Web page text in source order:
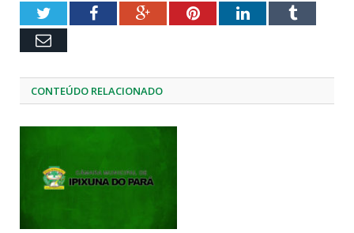
TwitterFacebookGoogle+PinterestLinkedInTumblr
Email
CONTEÚDO RELACIONADO